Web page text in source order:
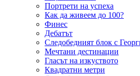
Портрети на успеха
Как да живеем до 100?
Финес
Дебатът
Следобедният блок с
Мечтани дестинации
Гласът на изкуството
Квадратни метри